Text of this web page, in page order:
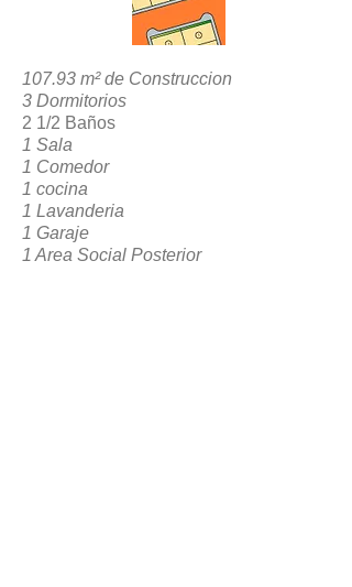
107.93 m² de Construccion
3 Dormitorios
2 1/2 Baños
1 Sala
1 Comedor
1 cocina
1 Lavanderia
1 Garaje
1 Area Social Posterior